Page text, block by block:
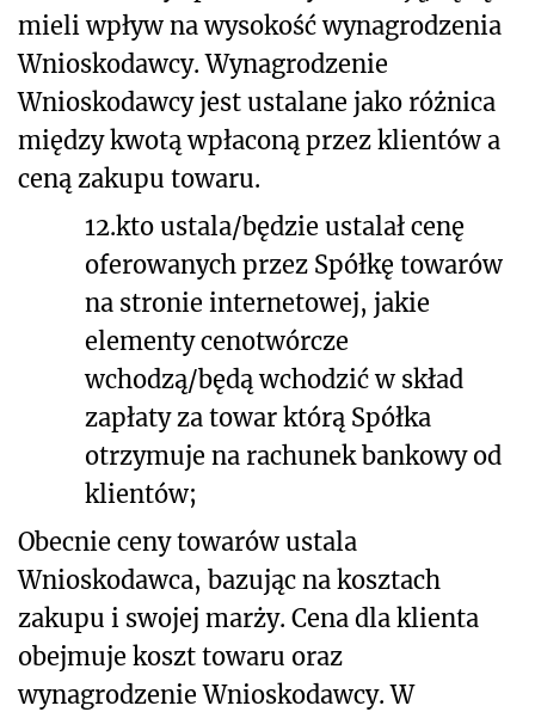
mieli wpływ na wysokość wynagrodzenia
Wnioskodawcy. Wynagrodzenie
Wnioskodawcy jest ustalane jako różnica
między kwotą wpłaconą przez klientów a
ceną zakupu towaru.
12.kto ustala/będzie ustalał cenę
oferowanych przez Spółkę towarów
na stronie internetowej, jakie
elementy cenotwórcze
wchodzą/będą wchodzić w skład
zapłaty za towar którą Spółka
otrzymuje na rachunek bankowy od
klientów;
Obecnie ceny towarów ustala
Wnioskodawca, bazując na kosztach
zakupu i swojej marży. Cena dla klienta
obejmuje koszt towaru oraz
wynagrodzenie Wnioskodawcy. W